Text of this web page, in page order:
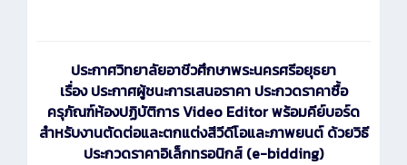
ประกาศวิทยาลัยอาชีวศึกษาพระนครศรีอยุธยา
เรื่อง ประกาศผู้ชนะการเสนอราคา ประกวดราคาซื้อ
ครุภัณฑ์ห้องปฏิบัติการ Video Editor พร้อมคีย์บอร์ด
สำหรับงานตัดต่อและตกแต่งสีวีดีโอและภาพยนต์ ด้วยวิธี
ประกวดราคาอิเล็กทรอนิกส์ (e-bidding)